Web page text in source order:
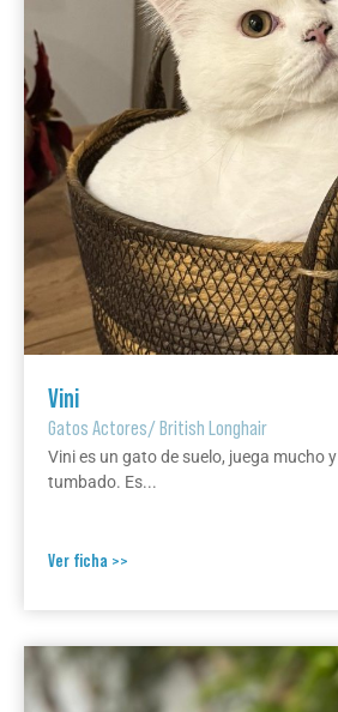
Vini
Gatos Actores/British Longhair
Vini es un gato de suelo, juega mucho
tumbado. Es...
Ver ficha >>